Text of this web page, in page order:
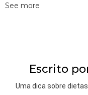
See more
Escrito
Uma dica sobre